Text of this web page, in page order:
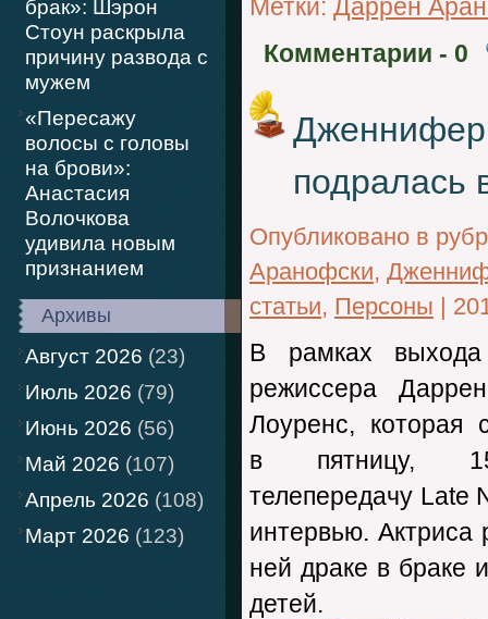
брак»: Шэрон
Стоун раскрыла
причину развода с
мужем
«Пересажу
волосы с головы
на брови»:
Анастасия
Волочкова
удивила новым
признанием
Архивы
Август 2026 (23)
Июль 2026 (79)
Июнь 2026 (56)
Май 2026 (107)
Апрель 2026 (108)
Март 2026 (123)
Метки: Даррен
Комментарии - 0
подралась
Опубликовано в
Аранофски,
статьи, Персоны |
В рамках
режиссера
Лоуренс, которая
в пятницу,
телепередачу Late
интервью. Актриса
ней драке в браке
детей.